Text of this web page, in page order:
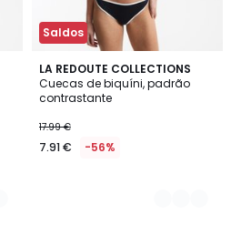
Saldos
LA REDOUTE COLLECTIONS
Cuecas de biquíni, padrão
contrastante
17.99 €
7.91 € -56%
2
Cores